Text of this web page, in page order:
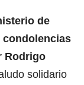
de
condolencias
Rodrigo
solidario